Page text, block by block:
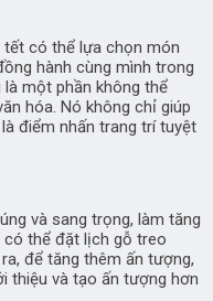
tết có thể lựa chọn món
hành cùng mình trong
một phần không thể
hóa. Nó không chỉ giúp
điểm nhấn trang trí tuyệt
và sang trọng, làm tăng
có thể đặt lịch gỗ treo
để tăng thêm ấn tượng,
thiệu và tạo ấn tượng hơn